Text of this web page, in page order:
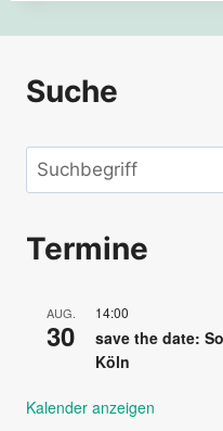
Suche
Suchen
Termine
AUG.
30
14:00
save the date:
Köln
Kalender anzeigen